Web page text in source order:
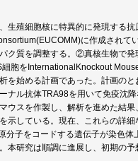
生殖細胞核に特異的に発現する
に作成されて
ク質を調整する。②真核生物で
胞をInternationalKnockout
を始める計画であった。計画の
ナル抗体TRA98を用いて免疫沈
ウスを作製し、解析を進めた結
示している。現在、これらの詳
分子をコードする遺伝子が染色
本研究は順調に進展し、初期の予